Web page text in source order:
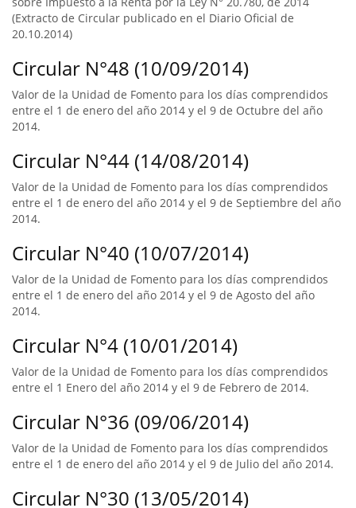
(Extracto de Circular publicado en el Diario Oficial de
20.10.2014)
Circular N°48 (10/09/2014)
Valor de la Unidad de Fomento para los días comprendidos
entre el 1 de enero del año 2014 y el 9 de Octubre del año
2014.
Circular N°44 (14/08/2014)
Valor de la Unidad de Fomento para los días comprendidos
entre el 1 de enero del año 2014 y el 9 de Septiembre del año
2014.
Circular N°40 (10/07/2014)
Valor de la Unidad de Fomento para los días comprendidos
entre el 1 de enero del año 2014 y el 9 de Agosto del año
2014.
Circular N°4 (10/01/2014)
Valor de la Unidad de Fomento para los días comprendidos
entre el 1 Enero del año 2014 y el 9 de Febrero de 2014.
Circular N°36 (09/06/2014)
Valor de la Unidad de Fomento para los días comprendidos
entre el 1 de enero del año 2014 y el 9 de Julio del año 2014.
Circular N°30 (13/05/2014)